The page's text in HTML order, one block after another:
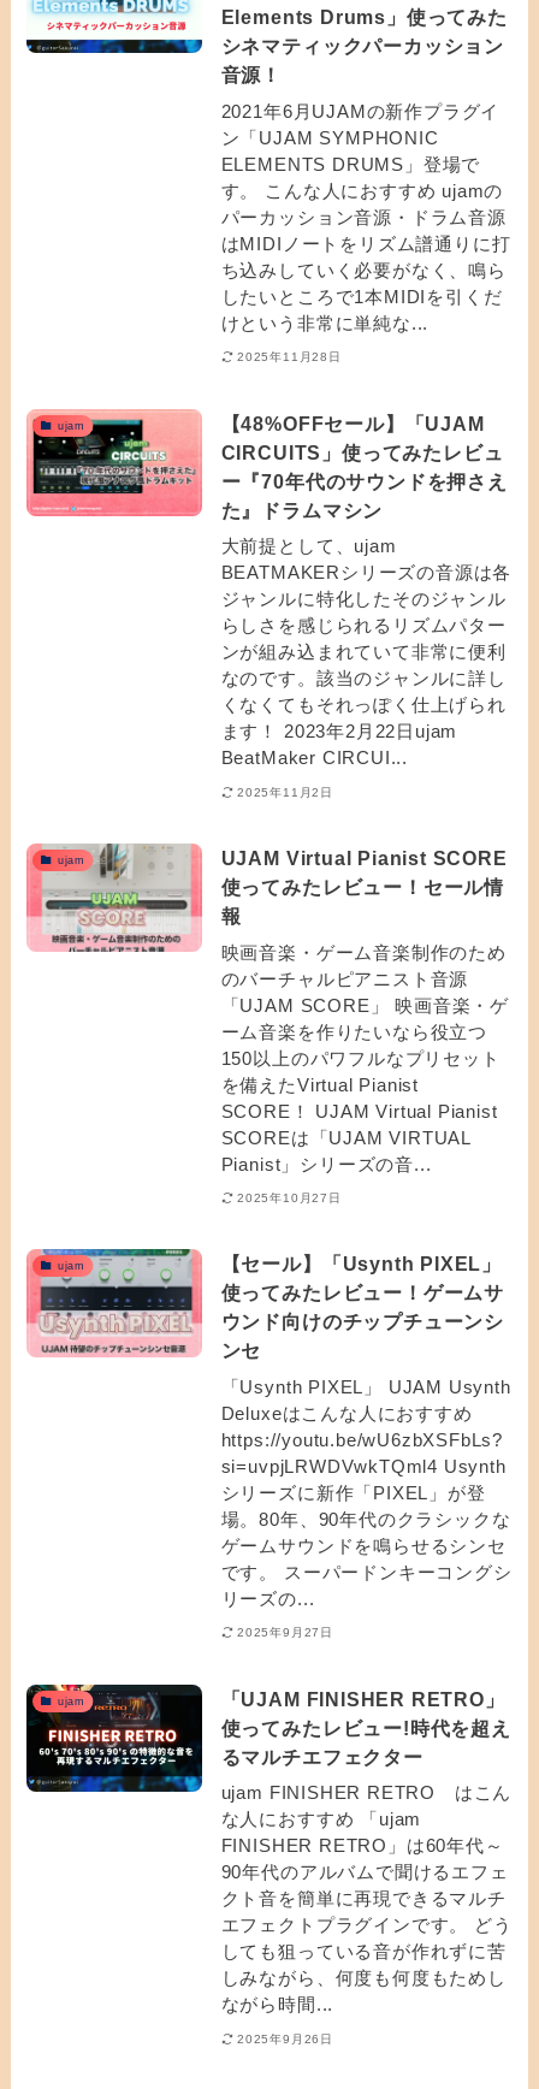
Elements Drums」使ってみた
シネマティックパーカッション
音源！
2021年6月UJAMの新作プラグイ
ン「UJAM SYMPHONIC
ELEMENTS DRUMS」登場で
す。 こんな人におすすめ ujamの
パーカッション音源・ドラム音源
はMIDIノートをリズム譜通りに打
ち込みしていく必要がなく、鳴ら
したいところで1本MIDIを引くだ
けという非常に単純な...
2025年11月28日
ujam
【48%OFFセール】「UJAM
CIRCUITS」使ってみたレビュ
ー『70年代のサウンドを押さえ
た』ドラムマシン
大前提として、ujam
BEATMAKERシリーズの音源は各
ジャンルに特化したそのジャンル
らしさを感じられるリズムパター
ンが組み込まれていて非常に便利
なのです。該当のジャンルに詳し
くなくてもそれっぽく仕上げられ
ます！ 2023年2月22日ujam
BeatMaker CIRCUI...
2025年11月2日
ujam
UJAM Virtual Pianist SCORE
使ってみたレビュー！セール情
報
映画音楽・ゲーム音楽制作のため
のバーチャルピアニスト音源
「UJAM SCORE」 映画音楽・ゲ
ーム音楽を作りたいなら役立つ
150以上のパワフルなプリセット
を備えたVirtual Pianist
SCORE！ UJAM Virtual Pianist
SCOREは「UJAM VIRTUAL
Pianist」シリーズの音...
2025年10月27日
ujam
【セール】「Usynth PIXEL」
使ってみたレビュー！ゲームサ
ウンド向けのチップチューンシ
ンセ
「Usynth PIXEL」 UJAM Usynth
Deluxeはこんな人におすすめ
https://youtu.be/wU6zbXSFbLs?
si=uvpjLRWDVwkTQml4 Usynth
シリーズに新作「PIXEL」が登
場。80年、90年代のクラシックな
ゲームサウンドを鳴らせるシンセ
です。 スーパードンキーコングシ
リーズの...
2025年9月27日
ujam
「UJAM FINISHER RETRO」
使ってみたレビュー!時代を超え
るマルチエフェクター
ujam FINISHER RETRO はこん
な人におすすめ 「ujam
FINISHER RETRO」は60年代～
90年代のアルバムで聞けるエフェ
クト音を簡単に再現できるマルチ
エフェクトプラグインです。 どう
しても狙っている音が作れずに苦
しみながら、何度も何度もためし
ながら時間...
2025年9月26日